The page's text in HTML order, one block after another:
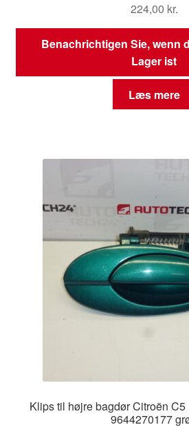
224,00 kr.
Benachrichtigen Sie, wenn
Lager ist
Læs mere
Klips til højre bagdør Citroën
9644270177